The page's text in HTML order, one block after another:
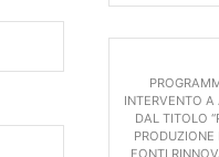
PIANO DI
INTERVENTO A
DAL TITOLO
PRODUZIONE
FONTI